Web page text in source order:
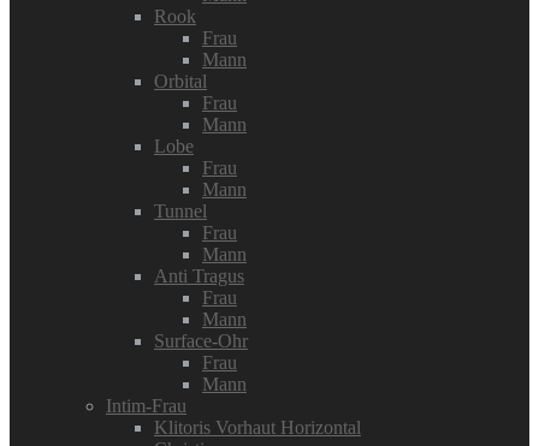
Rook
Frau
Mann
Orbital
Frau
Mann
Lobe
Frau
Mann
Tunnel
Frau
Mann
Anti Tragus
Frau
Mann
Surface-Ohr
Frau
Mann
Intim-Frau
Klitoris Vorhaut Horizontal